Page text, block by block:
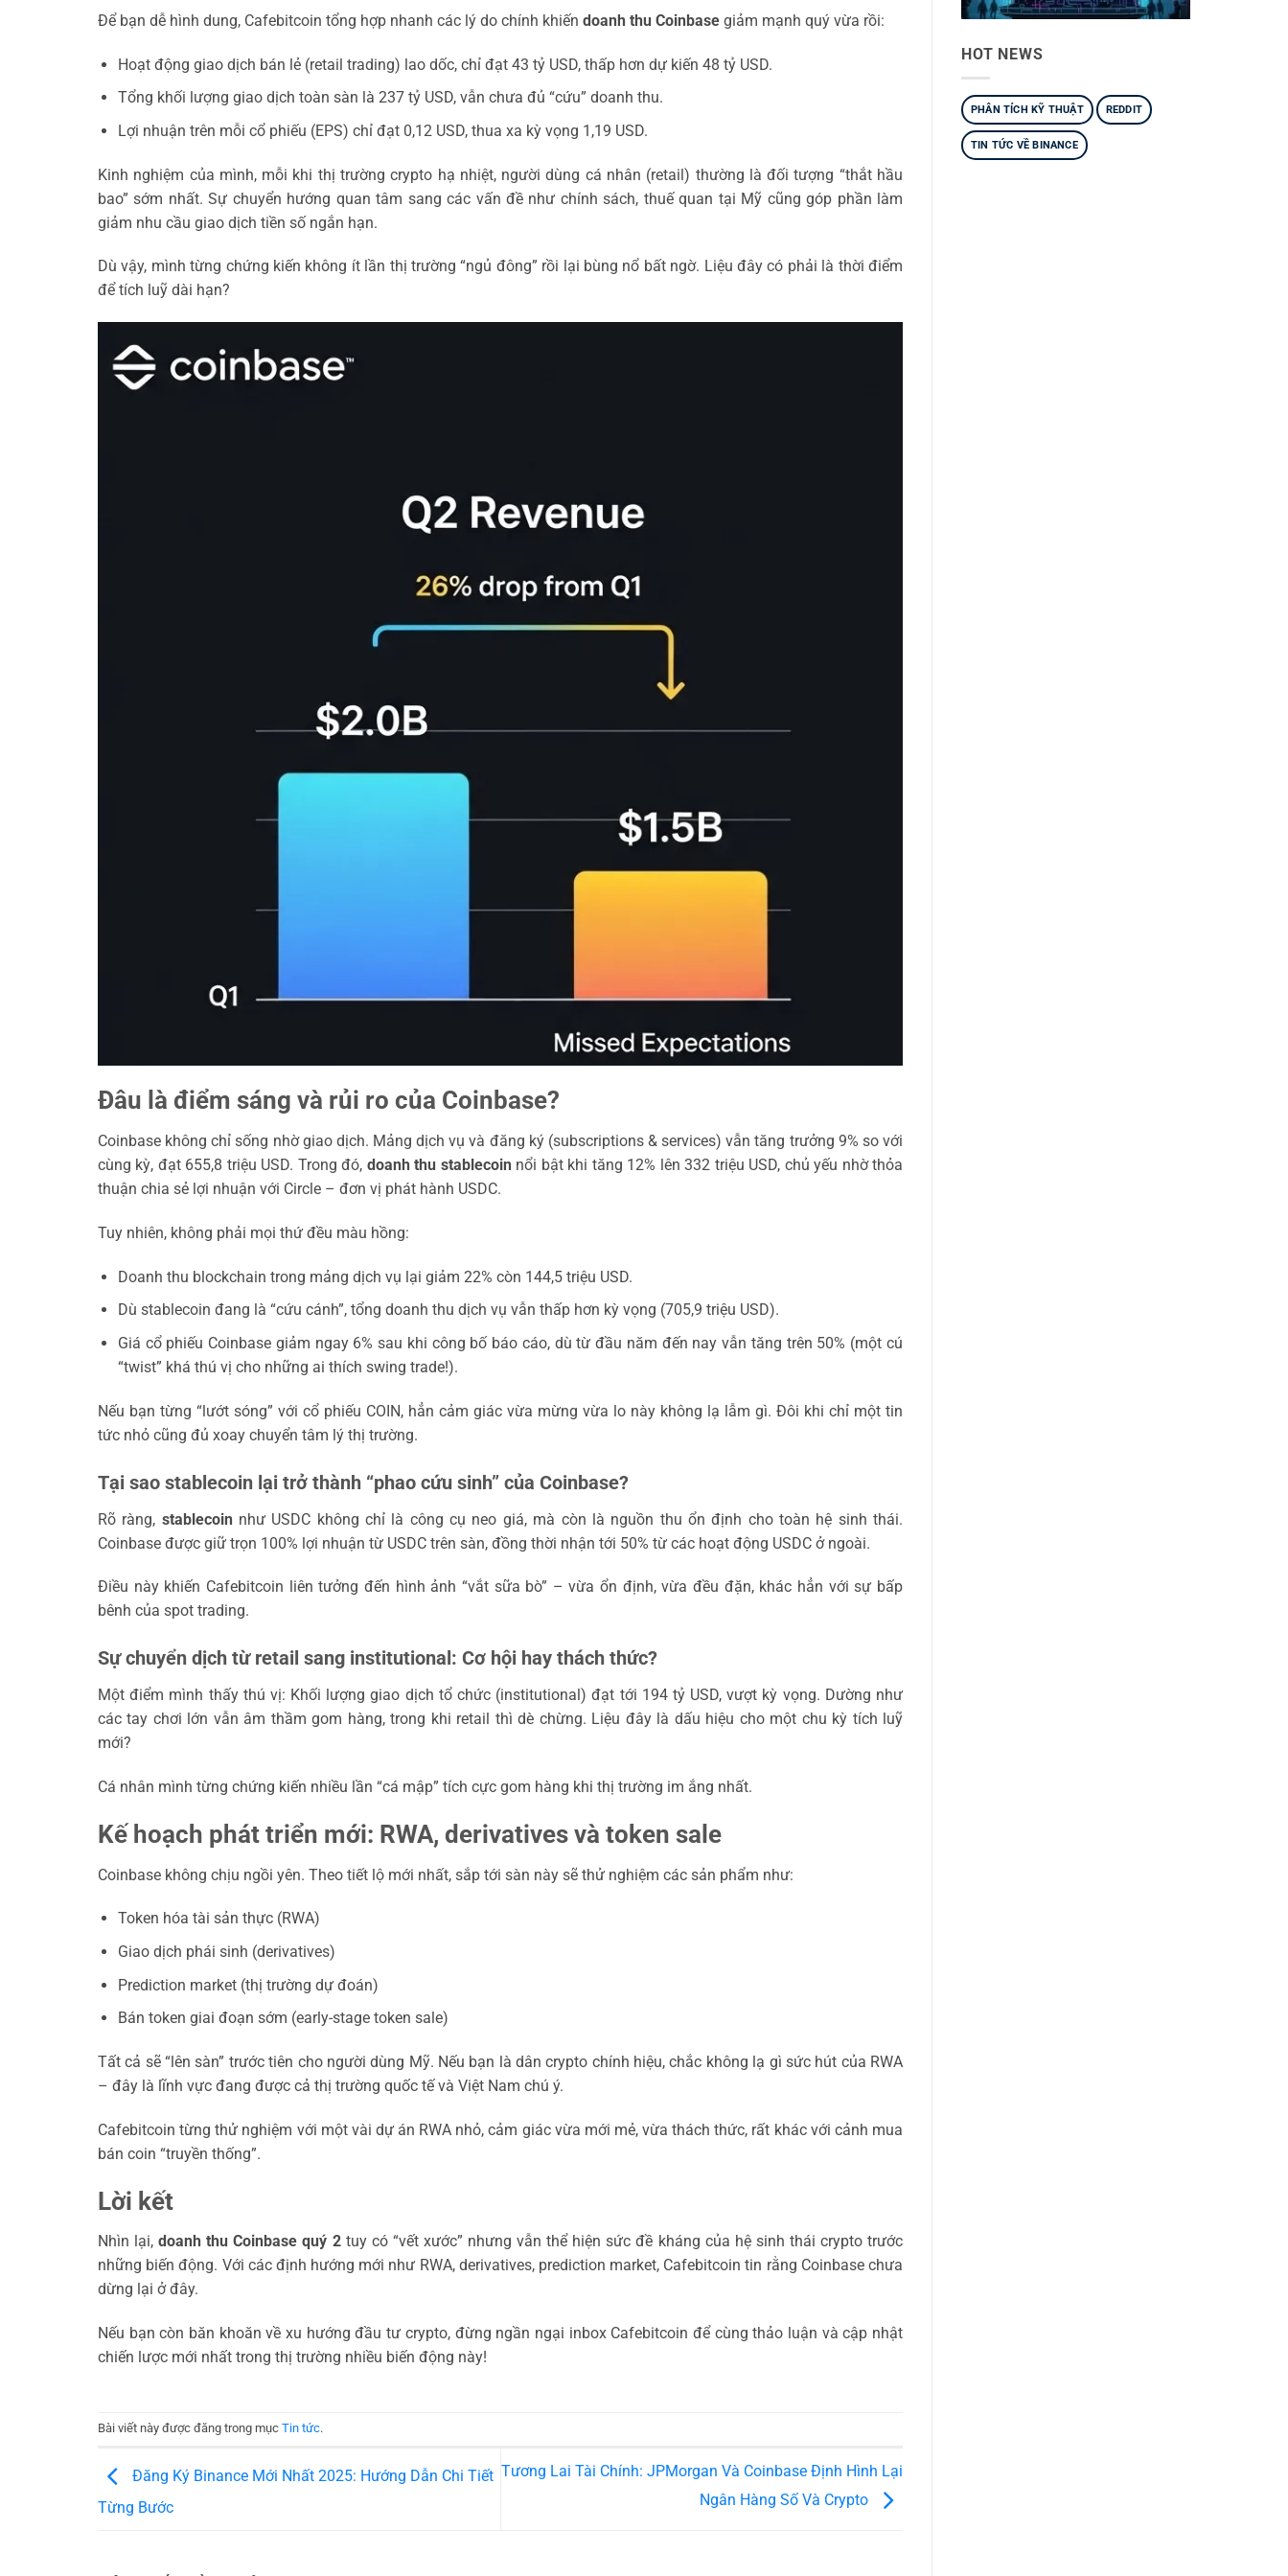
Để bạn dễ hình dung, Cafebitcoin tổng hợp nhanh các lý do chính khiến doanh thu Coinbase giảm mạnh quý vừa rồi:
Hoạt động giao dịch bán lẻ (retail trading) lao dốc, chỉ đạt 43 tỷ USD, thấp hơn dự kiến 48 tỷ USD.
Tổng khối lượng giao dịch toàn sàn là 237 tỷ USD, vẫn chưa đủ “cứu” doanh thu.
Lợi nhuận trên mỗi cổ phiếu (EPS) chỉ đạt 0,12 USD, thua xa kỳ vọng 1,19 USD.
Kinh nghiệm của mình, mỗi khi thị trường crypto hạ nhiệt, người dùng cá nhân (retail) thường là đối tượng “thắt hầu
bao” sớm nhất. Sự chuyển hướng quan tâm sang các vấn đề như chính sách, thuế quan tại Mỹ cũng góp phần làm
giảm nhu cầu giao dịch tiền số ngắn hạn.
Dù vậy, mình từng chứng kiến không ít lần thị trường “ngủ đông” rồi lại bùng nổ bất ngờ. Liệu đây có phải là thời điểm
để tích luỹ dài hạn?
Đâu là điểm sáng và rủi ro của Coinbase?
Coinbase không chỉ sống nhờ giao dịch. Mảng dịch vụ và đăng ký (subscriptions & services) vẫn tăng trưởng 9% so với
cùng kỳ, đạt 655,8 triệu USD. Trong đó, doanh thu stablecoin nổi bật khi tăng 12% lên 332 triệu USD, chủ yếu nhờ thỏa
thuận chia sẻ lợi nhuận với Circle – đơn vị phát hành USDC.
Tuy nhiên, không phải mọi thứ đều màu hồng:
Doanh thu blockchain trong mảng dịch vụ lại giảm 22% còn 144,5 triệu USD.
Dù stablecoin đang là “cứu cánh”, tổng doanh thu dịch vụ vẫn thấp hơn kỳ vọng (705,9 triệu USD).
Giá cổ phiếu Coinbase giảm ngay 6% sau khi công bố báo cáo, dù từ đầu năm đến nay vẫn tăng trên 50% (một cú
“twist” khá thú vị cho những ai thích swing trade!).
Nếu bạn từng “lướt sóng” với cổ phiếu COIN, hẳn cảm giác vừa mừng vừa lo này không lạ lẫm gì. Đôi khi chỉ một tin
tức nhỏ cũng đủ xoay chuyển tâm lý thị trường.
Tại sao stablecoin lại trở thành “phao cứu sinh” của Coinbase?
Rõ ràng, stablecoin như USDC không chỉ là công cụ neo giá, mà còn là nguồn thu ổn định cho toàn hệ sinh thái.
Coinbase được giữ trọn 100% lợi nhuận từ USDC trên sàn, đồng thời nhận tới 50% từ các hoạt động USDC ở ngoài.
Điều này khiến Cafebitcoin liên tưởng đến hình ảnh “vắt sữa bò” – vừa ổn định, vừa đều đặn, khác hẳn với sự bấp
bênh của spot trading.
Sự chuyển dịch từ retail sang institutional: Cơ hội hay thách thức?
Một điểm mình thấy thú vị: Khối lượng giao dịch tổ chức (institutional) đạt tới 194 tỷ USD, vượt kỳ vọng. Dường như
các tay chơi lớn vẫn âm thầm gom hàng, trong khi retail thì dè chừng. Liệu đây là dấu hiệu cho một chu kỳ tích luỹ
mới?
Cá nhân mình từng chứng kiến nhiều lần “cá mập” tích cực gom hàng khi thị trường im ắng nhất.
Kế hoạch phát triển mới: RWA, derivatives và token sale
Coinbase không chịu ngồi yên. Theo tiết lộ mới nhất, sắp tới sàn này sẽ thử nghiệm các sản phẩm như:
Token hóa tài sản thực (RWA)
Giao dịch phái sinh (derivatives)
Prediction market (thị trường dự đoán)
Bán token giai đoạn sớm (early-stage token sale)
Tất cả sẽ “lên sàn” trước tiên cho người dùng Mỹ. Nếu bạn là dân crypto chính hiệu, chắc không lạ gì sức hút của RWA
– đây là lĩnh vực đang được cả thị trường quốc tế và Việt Nam chú ý.
Cafebitcoin từng thử nghiệm với một vài dự án RWA nhỏ, cảm giác vừa mới mẻ, vừa thách thức, rất khác với cảnh mua
bán coin “truyền thống”.
Lời kết
Nhìn lại,doanh thu Coinbase quý 2tuy có “vết xước” nhưng vẫn thể hiện sức đề kháng của hệ sinh thái crypto trước
những biến động. Với các định hướng mới như RWA, derivatives, prediction market, Cafebitcoin tin rằng Coinbase chưa
dừng lại ở đây.
Nếu bạn còn băn khoăn về xu hướng đầu tư crypto, đừng ngần ngại inbox Cafebitcoin để cùng thảo luận và cập nhật
chiến lược mới nhất trong thị trường nhiều biến động này!
Bài viết này được đăng trong mục Tin tức.
Đăng Ký Binance Mới Nhất 2025: Hướng Dẫn Chi Tiết
Từng Bước
Tương Lai Tài Chính: JPMorgan Và Coinbase Định Hình Lại
Ngân Hàng Số Và Crypto
HOT NEWS
PHÂN TÍCH KỸ THUẬT REDDIT
TIN TỨC VỀ BINANCE